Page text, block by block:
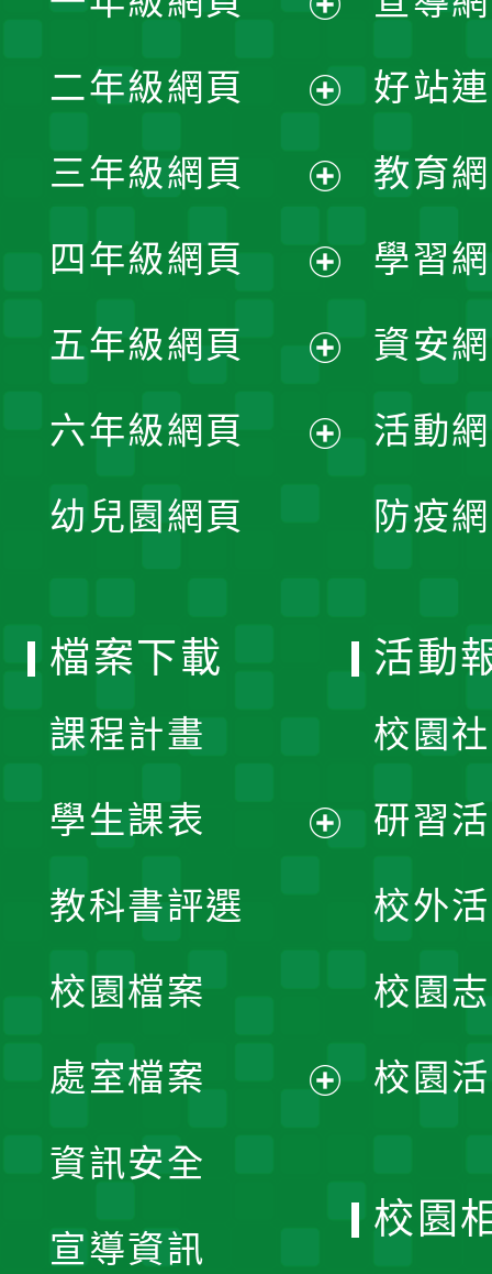
開
選
單
二年級網頁
開
選
單
三年級網頁
開
選
單
四年級網頁
開
選
五年級網頁
開
六年級網頁
幼兒園網頁
好站
教育
學習
資安
活動
防疫
檔案下載
課程計畫
學生課表
單
教科書評選
校園檔案
處室檔案
資訊安全
宣導資訊
活動
校園
研習
校外
校園
校園
校園